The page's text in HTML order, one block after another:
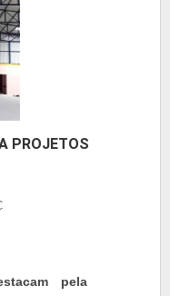
PROJETOS
pela